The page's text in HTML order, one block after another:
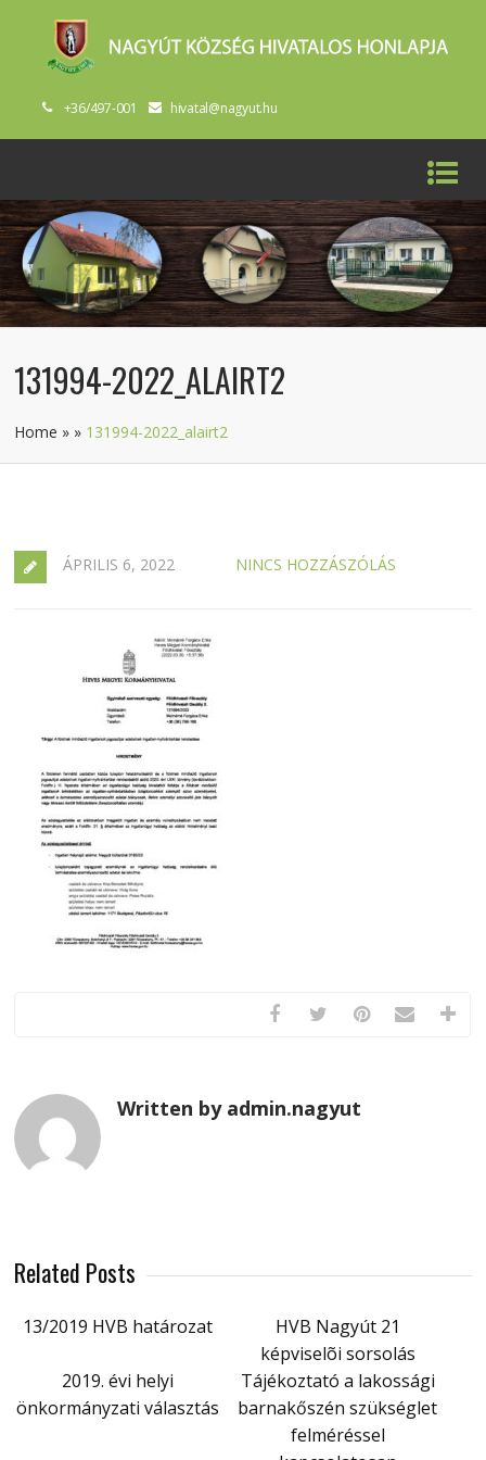
+36/497-001 hivatal@nagyut.hu
131994-2022_ALAIRT2
Home » » 131994-2022_alairt2
ÁPRILIS 6, 2022 NINCS HOZZÁSZÓLÁS
Written by admin.nagyut
Related Posts
13/2019 HVB határozat
HVB Nagyút 21
képviselõi sorsolás
2019. évi helyi
önkormányzati választás
Tájékoztató a lakossági
barnakőszén szükséglet
felméréssel